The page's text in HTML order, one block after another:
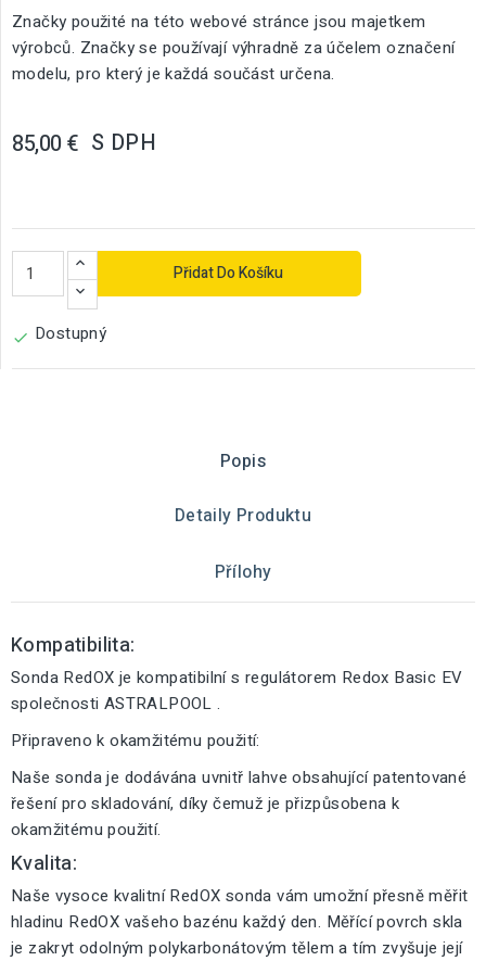
Značky použité na této webové stránce jsou majetkem
výrobců. Značky se používají výhradně za účelem označení
modelu, pro který je každá součást určena.
85,00 € S DPH
Přidat Do Košíku
 Dostupný
Popis
Detaily Produktu
Přílohy
Kompatibilita:
Sonda RedOX je kompatibilní s regulátorem Redox Basic EV
společnosti ASTRALPOOL .
Připraveno k okamžitému použití:
Naše sonda je dodávána uvnitř lahve obsahující patentované
řešení pro skladování, díky čemuž je přizpůsobena k
okamžitému použití.
Kvalita:
Naše vysoce kvalitní RedOX sonda vám umožní přesně měřit
hladinu RedOX vašeho bazénu každý den. Měřící povrch skla
je zakryt odolným polykarbonátovým tělem a tím zvyšuje její